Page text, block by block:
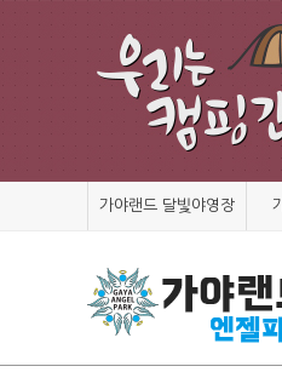
가야랜드 달빛야영장